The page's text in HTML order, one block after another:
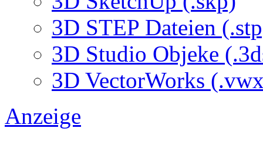
3D STEP Dateien
3D Studio Objeke
3D VectorWorks
Anzeige